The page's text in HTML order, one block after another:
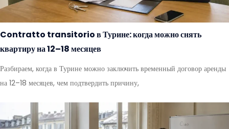
Contratto transitorio в Турине: когда можно снять
квартиру на 12–18 месяцев
Разбираем, когда в Турине можно заключить временный договор аренды
на 12–18 месяцев, чем подтвердить причину,